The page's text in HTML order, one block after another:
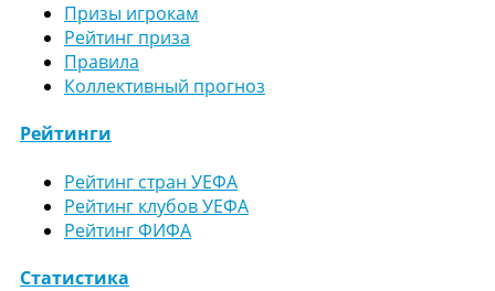
Призы игрокам
Рейтинг приза
Правила
Коллективный прогноз
Рейтинги
Рейтинг стран УЕФА
Рейтинг клубов УЕФА
Рейтинг ФИФА
Статистика